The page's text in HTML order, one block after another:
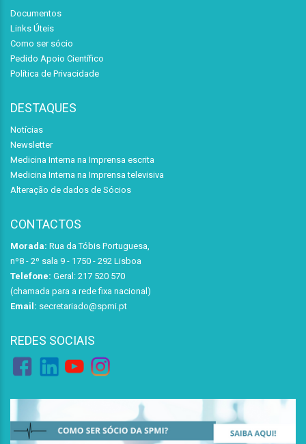
Documentos
Links Úteis
Como ser sócio
Pedido Apoio Científico
Política de Privacidade
DESTAQUES
Notícias
Newsletter
Medicina Interna na Imprensa escrita
Medicina Interna na Imprensa televisiva
Alteração de dados de Sócios
CONTACTOS
Morada: Rua da Tóbis Portuguesa,
nº8 - 2º sala 9 - 1750 - 292 Lisboa
Telefone: Geral: 217 520 570
(chamada para a rede fixa nacional)
Email: secretariado@spmi.pt
REDES SOCIAIS